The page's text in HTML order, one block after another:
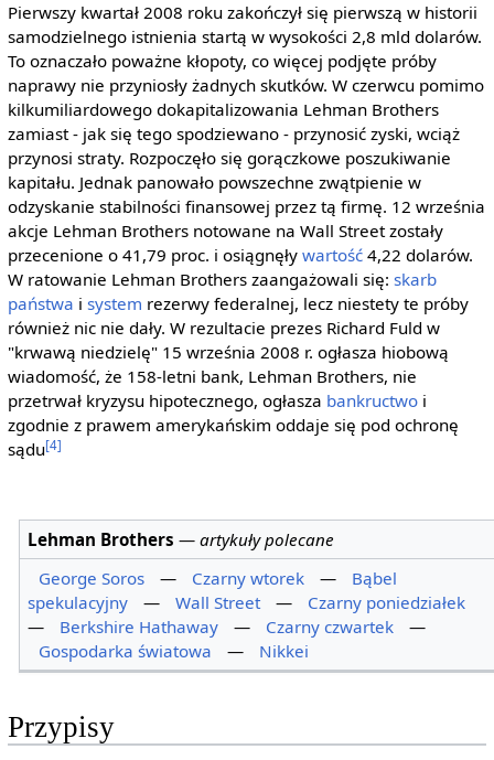
Pierwszy kwartał 2008 roku zakończył się pierwszą w historii
samodzielnego istnienia startą w wysokości 2,8 mld dolarów.
To oznaczało poważne kłopoty, co więcej podjęte próby
naprawy nie przyniosły żadnych skutków. W czerwcu pomimo
kilkumiliardowego dokapitalizowania Lehman Brothers
zamiast - jak się tego spodziewano - przynosić zyski, wciąż
przynosi straty. Rozpoczęło się gorączkowe poszukiwanie
kapitału. Jednak panowało powszechne zwątpienie w
odzyskanie stabilności finansowej przez tą firmę. 12 września
akcje Lehman Brothers notowane na Wall Street zostały
przecenione o 41,79 proc. i osiągnęły wartość4,22 dolarów.
W ratowanie Lehman Brothers zaangażowali się: skarb
państwa i system rezerwy federalnej, lecz niestety te próby
również nic nie dały. W rezultacie prezes Richard Fuld w
"krwawą niedzielę" 15 września 2008 r. ogłasza hiobową
wiadomość, że 158-letni bank, Lehman Brothers, nie
przetrwał kryzysu hipotecznego, ogłasza bankructwoi
zgodnie z prawem amerykańskim oddaje się pod ochronę
sądu[4]
Lehman Brothers —artykuły polecane
George Soros
— Czarny wtorek —
Bąbel
spekulacyjny
— Wall Street —
Czarny poniedziałek
—
Berkshire Hathaway — Czarny czwartek
—
Gospodarka światowa
— Nikkei
Przypisy